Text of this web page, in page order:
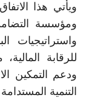
ويأتي هذا
ومؤسسة
واستراتيجيات
للرقابة
ودعم التمكين
التنمية